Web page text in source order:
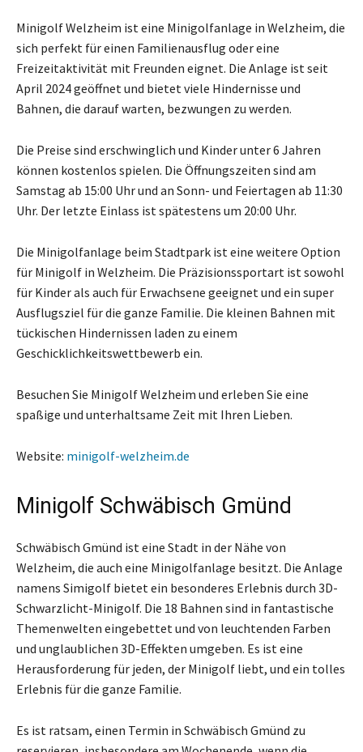
Minigolf Welzheim ist eine Minigolfanlage in Welzheim, die
sich perfekt für einen Familienausflug oder eine
Freizeitaktivität mit Freunden eignet. Die Anlage ist seit
April 2024 geöffnet und bietet viele Hindernisse und
Bahnen, die darauf warten, bezwungen zu werden.
Die Preise sind erschwinglich und Kinder unter 6 Jahren
können kostenlos spielen. Die Öffnungszeiten sind am
Samstag ab 15:00 Uhr und an Sonn- und Feiertagen ab 11:30
Uhr. Der letzte Einlass ist spätestens um 20:00 Uhr.
Die Minigolfanlage beim Stadtpark ist eine weitere Option
für Minigolf in Welzheim. Die Präzisionssportart ist sowohl
für Kinder als auch für Erwachsene geeignet und ein super
Ausflugsziel für die ganze Familie. Die kleinen Bahnen mit
tückischen Hindernissen laden zu einem
Geschicklichkeitswettbewerb ein.
Besuchen Sie Minigolf Welzheim und erleben Sie eine
spaßige und unterhaltsame Zeit mit Ihren Lieben.
Website: minigolf-welzheim.de
Minigolf Schwäbisch Gmünd
Schwäbisch Gmünd ist eine Stadt in der Nähe von
Welzheim, die auch eine Minigolfanlage besitzt. Die Anlage
namens Simigolf bietet ein besonderes Erlebnis durch 3D-
Schwarzlicht-Minigolf. Die 18 Bahnen sind in fantastische
Themenwelten eingebettet und von leuchtenden Farben
und unglaublichen 3D-Effekten umgeben. Es ist eine
Herausforderung für jeden, der Minigolf liebt, und ein tolles
Erlebnis für die ganze Familie.
Es ist ratsam, einen Termin in Schwäbisch Gmünd zu